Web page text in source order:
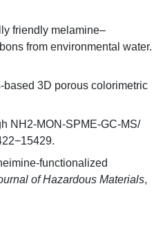
friendly melamine–
from environmental water.
3D porous colorimetric
NH2‑MON-SPME-GC-MS/
functionalized
of Hazardous Materials,